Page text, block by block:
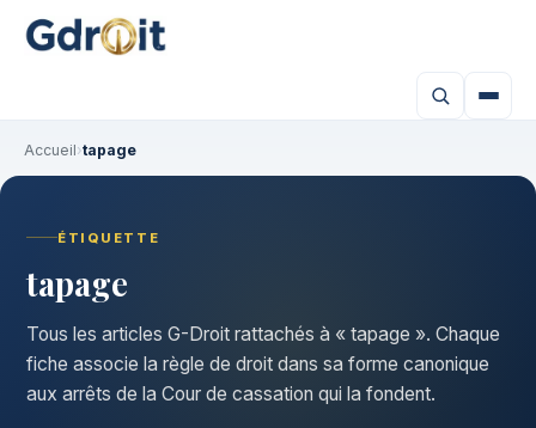
Accueil›tapage
ÉTIQUETTE
tapage
Tous les articles G-Droit rattachés à « tapage ». Chaque
fiche associe la règle de droit dans sa forme canonique
aux arrêts de la Cour de cassation qui la fondent.